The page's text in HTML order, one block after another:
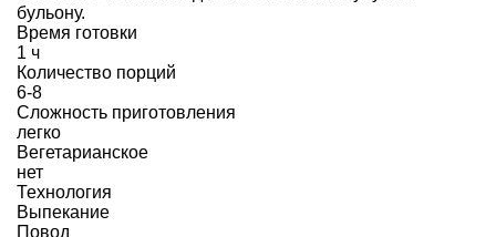
бульону.
Время готовки
1 ч
Количество порций
6-8
Сложность приготовления
легко
Вегетарианское
нет
Технология
Выпекание
Повод